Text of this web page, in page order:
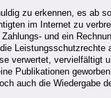
zu erkennen, es ab
im Internet zu
und ein
verwertet,
Publikationen
auch die Wiedergabe